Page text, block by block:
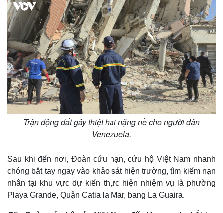
Cuộc sống đó đây
Hồ sơ
Multimedia
E-Magazine
Infographic
Trận động đất gây thiệt hại nặng nề cho người dân
Venezuela.
Sau khi đến nơi, Đoàn cứu nạn, cứu hộ Việt Nam nhanh
chóng bắt tay ngay vào khảo sát hiện trường, tìm kiếm nạn
nhân tại khu vực dự kiến thực hiện nhiệm vụ là phường
Playa Grande, Quận Catia la Mar, bang La Guaira.